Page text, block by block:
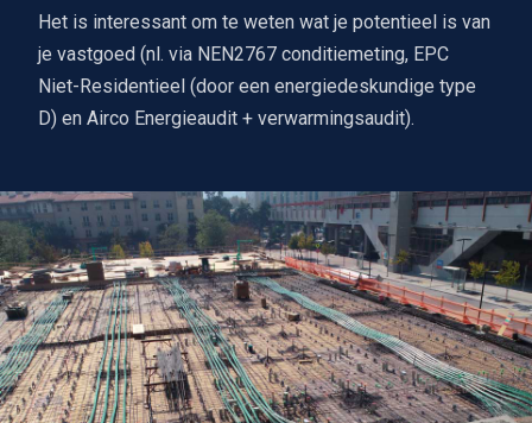
Het is interessant om te weten wat je potentieel is van
je vastgoed (nl. via NEN2767 conditiemeting, EPC
Niet-Residentieel (door een energiedeskundige type
D) en Airco Energieaudit + verwarmingsaudit).